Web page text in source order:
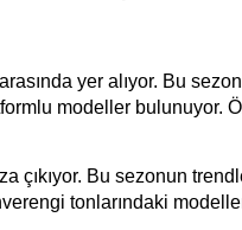
yer alıyor. Bu
modeller bulunuyor.
çıkıyor. Bu sezonun
tonlarındaki